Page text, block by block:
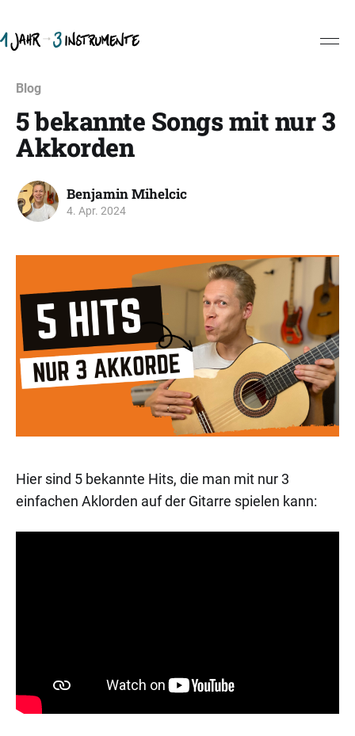
Blog
5 bekannte Songs mit nur 3
Akkorden
Benjamin Mihelcic
4. Apr. 2024
Hier sind 5 bekannte Hits, die man mit nur 3
einfachen Aklorden auf der Gitarre spielen kann: